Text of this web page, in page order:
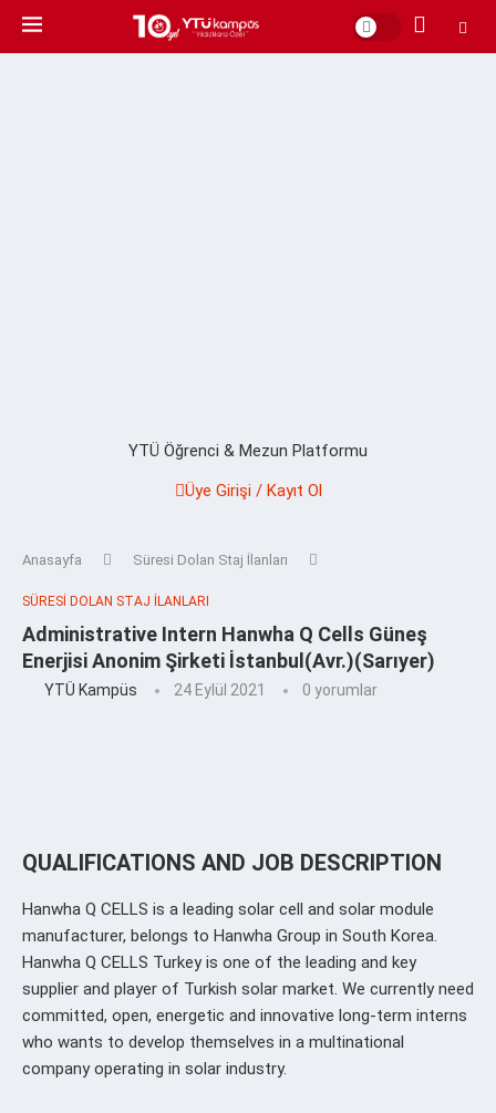
YTÜ Öğrenci & Mezun Platformu
Üye Girişi / Kayıt Ol
Anasayfa Süresi Dolan Staj İlanları
SÜRESI DOLAN STAJ İLANLARI
Administrative Intern Hanwha Q Cells Güneş
Enerjisi Anonim Şirketi İstanbul(Avr.)(Sarıyer)
YTÜ Kampüs 24 Eylül 2021 0 yorumlar
QUALIFICATIONS AND JOB DESCRIPTION
Hanwha Q CELLS is a leading solar cell and solar module
manufacturer, belongs to Hanwha Group in South Korea.
Hanwha Q CELLS Turkey is one of the leading and key
supplier and player of Turkish solar market. We currently need
committed, open, energetic and innovative long-term interns
who wants to develop themselves in a multinational
company operating in solar industry.